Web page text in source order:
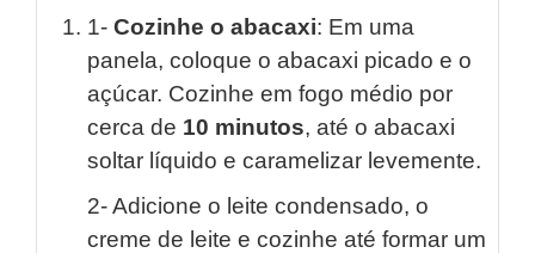
1- Cozinhe o abacaxi: Em uma
panela, coloque o abacaxi picado e o
açúcar. Cozinhe em fogo médio por
cerca de 10 minutos, até o abacaxi
soltar líquido e caramelizar levemente.
2- Adicione o leite condensado, o
creme de leite e cozinhe até formar um